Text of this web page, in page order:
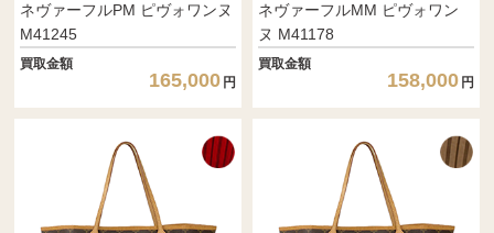
ネヴァーフルPM ピヴォワンヌ
M41245
買取金額
165,000 円
ネヴァーフルMM ピヴォワン
ヌ M41178
買取金額
158,000 円